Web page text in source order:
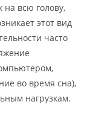
всю голову,
этот вид
часто
во время сна),
нагрузкам.